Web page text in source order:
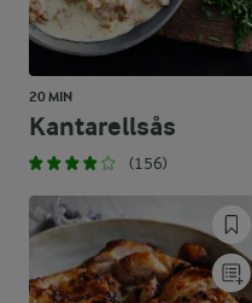
20 MIN
Kantarellsås
(156)